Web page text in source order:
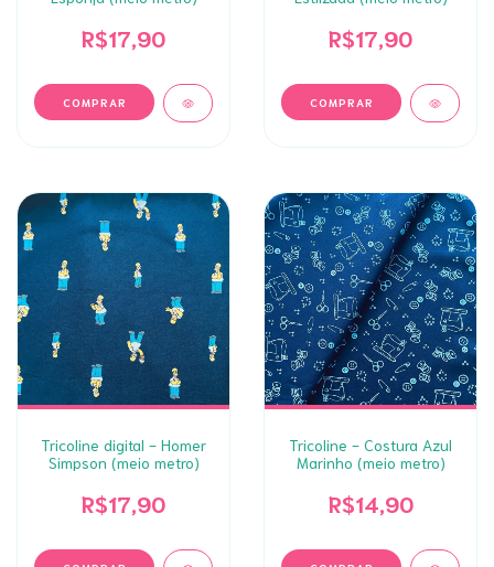
R$17,90 R$17,90
Tricoline digital - Homer
Simpson (meio metro)
R$17,90
Tricoline - Costura Azul
Marinho (meio metro)
R$14,90